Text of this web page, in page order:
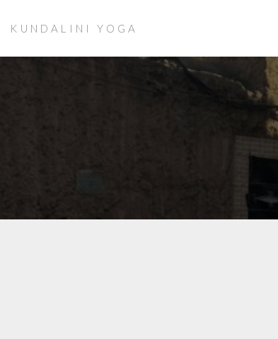
KUNDALINI YOGA